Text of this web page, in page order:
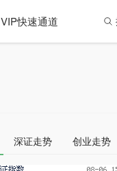
VIP快速通道
深证走势 创业走势